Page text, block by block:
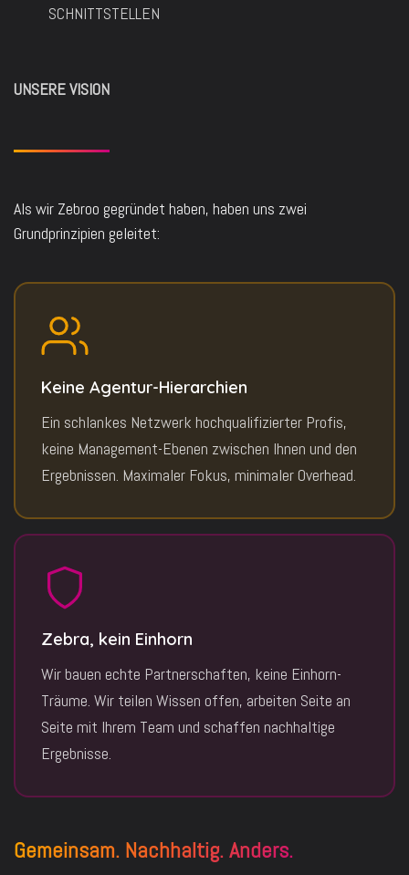
SCHNITTSTELLEN
UNSERE VISION
Als wir Zebroo gegründet haben, haben uns zwei
Grundprinzipien geleitet:
Keine Agentur-Hierarchien
Ein schlankes Netzwerk hochqualifizierter Profis,
keine Management-Ebenen zwischen Ihnen und den
Ergebnissen. Maximaler Fokus, minimaler Overhead.
Zebra, kein Einhorn
Wir bauen echte Partnerschaften, keine Einhorn-
Träume. Wir teilen Wissen offen, arbeiten Seite an
Seite mit Ihrem Team und schaffen nachhaltige
Ergebnisse.
Gemeinsam. Nachhaltig. Anders.